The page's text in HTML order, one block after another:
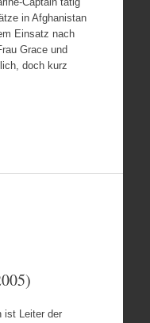
in Afghanistan
Einsatz nach
Grace und
doch kurz
ist Leiter der